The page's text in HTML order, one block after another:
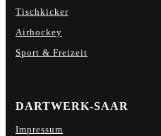
Tischkicker
Airhockey
Sport & Freizeit
DARTWERK-SAAR
Impressum